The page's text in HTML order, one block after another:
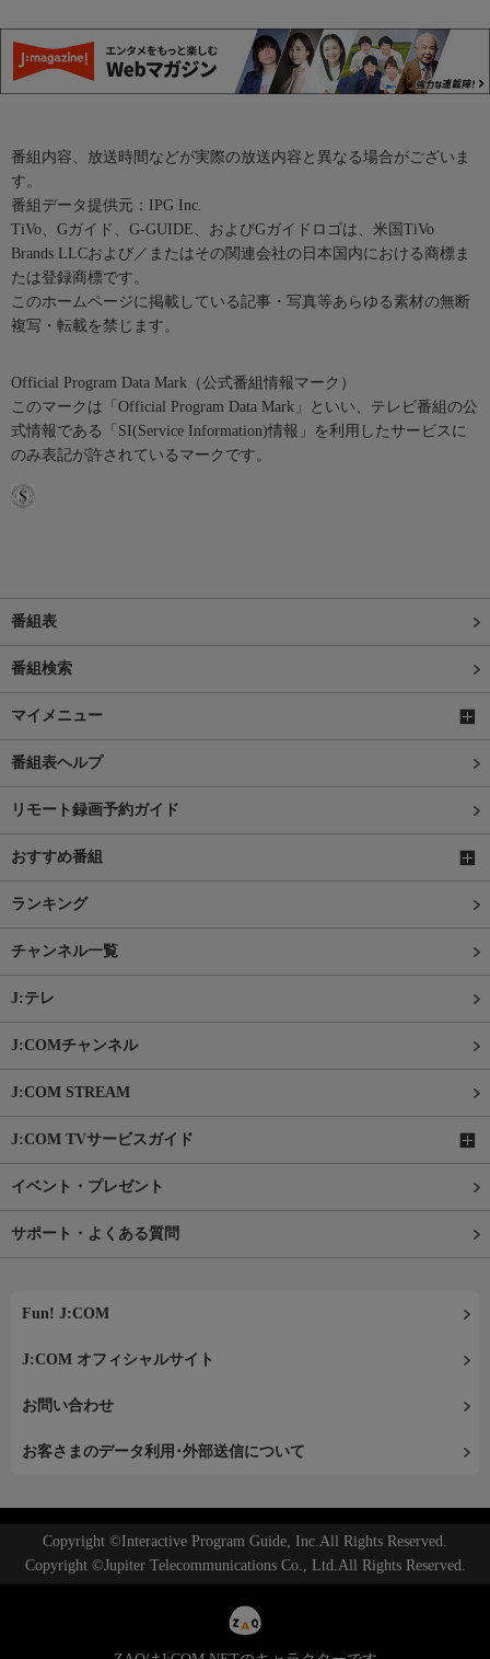
番組内容、放送時間などが実際の放送内容と異なる場合がございま
す。
番組データ提供元：IPG Inc.
TiVo、Gガイド、G-GUIDE、およびGガイドロゴは、米国TiVo
Brands LLCおよび／またはその関連会社の日本国内における商標ま
たは登録商標です。
このホームページに掲載している記事・写真等あらゆる素材の無断
複写・転載を禁じます。
Official Program Data Mark（公式番組情報マーク）
このマークは「Official Program Data Mark」といい、テレビ番組の公
式情報である「SI(Service Information)情報」を利用したサービスに
のみ表記が許されているマークです。
番組表
番組検索
マイメニュー
番組表ヘルプ
リモート録画予約ガイド
おすすめ番組
ランキング
チャンネル一覧
J:テレ
J:COMチャンネル
J:COM STREAM
J:COM TVサービスガイド
イベント・プレゼント
サポート・よくある質問
Fun! J:COM
J:COM オフィシャルサイト
お問い合わせ
お客さまのデータ利用･外部送信について
Copyright ©Interactive Program Guide, Inc.All Rights Reserved.
Copyright ©Jupiter Telecommunications Co., Ltd.All Rights Reserved.